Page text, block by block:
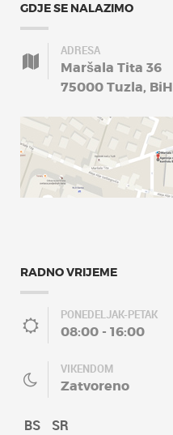
GDJE SE NALAZIMO
ADRESA
Maršala Tita 36
75000 Tuzla, BiH
RADNO VRIJEME
PONEDELJAK-PETAK
08:00 - 16:00
VIKENDOM
Zatvoreno
BS SR